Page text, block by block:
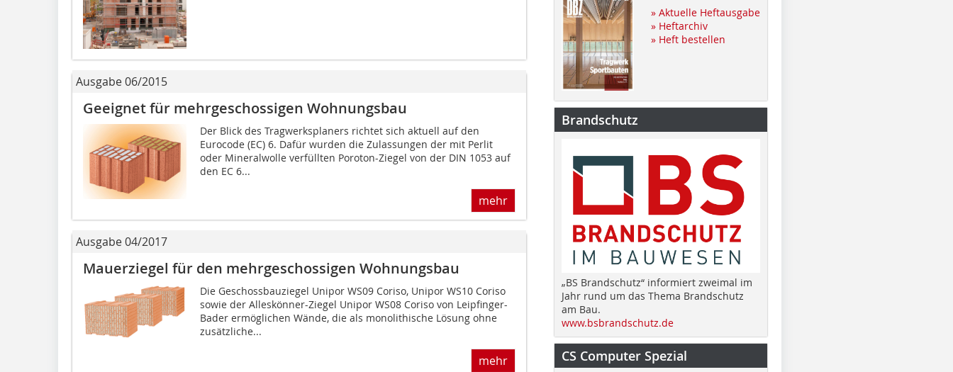
Ausgabe 06/2015
Geeignet für mehrgeschossigen Wohnungsbau
Der Blick des Tragwerksplaners richtet sich aktuell auf den
Eurocode (EC) 6. Dafür wurden die Zulassungen der mit Perlit
oder Mineralwolle verfüllten Poroton-Ziegel von der DIN 1053 auf
den EC 6...
mehr
Ausgabe 04/2017
Mauerziegel für den mehrgeschossigen Wohnungsbau
Die Geschossbauziegel Unipor WS09 Coriso, Unipor WS10 Coriso
sowie der Alleskönner-Ziegel Unipor WS08 Coriso von Leipfinger-
Bader ermöglichen Wände, die als monolithische Lösung ohne
zusätzliche...
mehr
» Aktuelle Heftausgabe
» Heftarchiv
» Heft bestellen
Brandschutz
„BS Brandschutz“ informiert zweimal im
Jahr rund um das Thema Brandschutz
am Bau.
www.bsbrandschutz.de
CS Computer Spezial